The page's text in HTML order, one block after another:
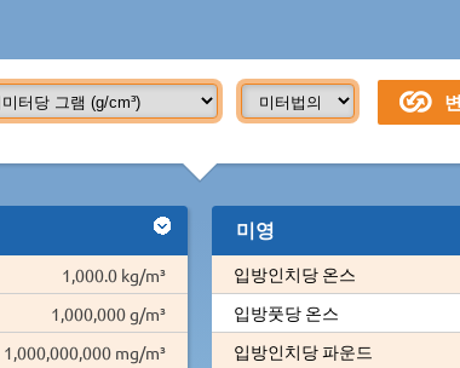
1,000.0 kg/m³
1,000,000 g/m³
1,000,000,000 mg/m³
미영
입방인치당 온스
입방풋당 온스
입방인치당 파운드